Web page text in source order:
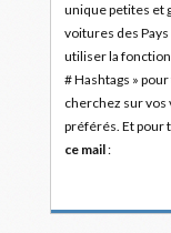
unique petites et
voitures des Pays
utiliser la fonction
# Hashtags »
cherchez sur
préférés. Et pour
ce mail: